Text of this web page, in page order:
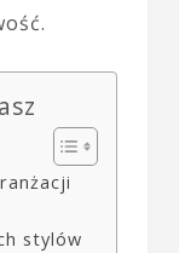
stylów